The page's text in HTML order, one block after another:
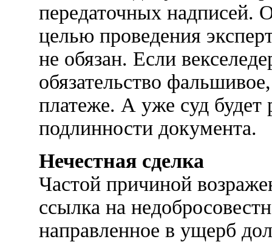
передаточных надписей.
целью проведения
не обязан. Если
обязательство
платеже. А уже суд будет
подлинности документа.
Нечестная сделка
Частой причиной
ссылка на
направленное в ущерб